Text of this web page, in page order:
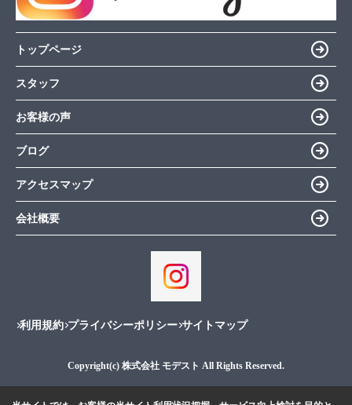
トップページ
スタッフ
お客様の声
ブログ
アクセスマップ
会社概要
利用規約 プライバシーポリシー サイトマップ
Copyright(c) 株式会社 モデスト All Rights Reserved.